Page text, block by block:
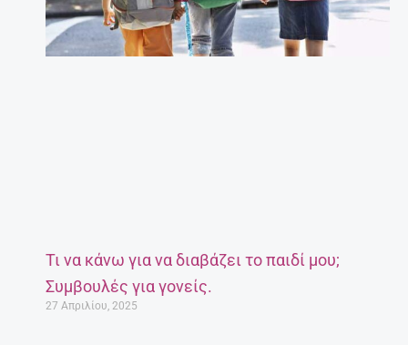
Τι να κάνω για να διαβάζει το παιδί μου;
Συμβουλές για γονείς.
27 Απριλίου, 2025